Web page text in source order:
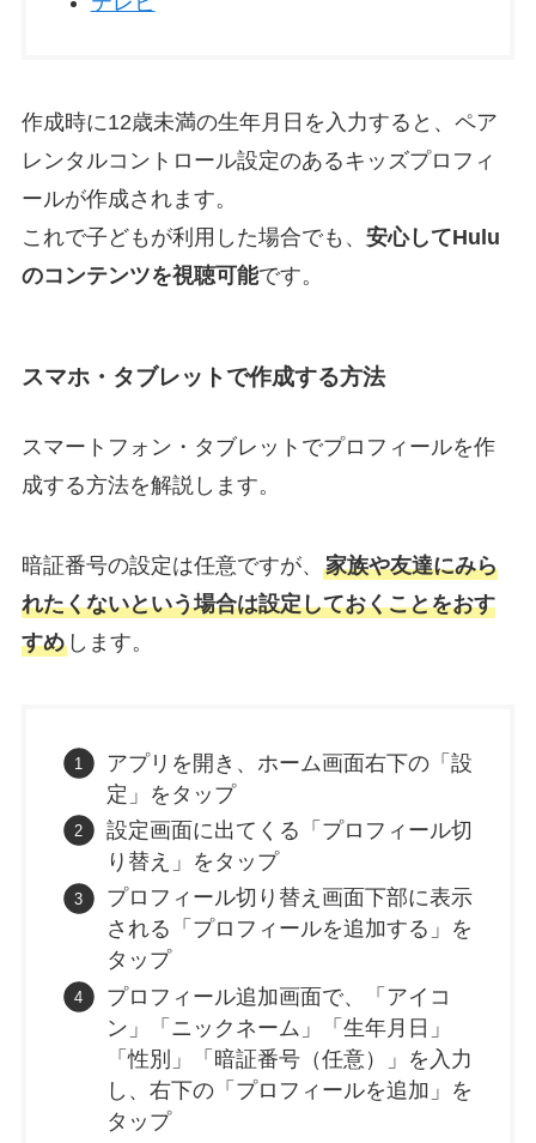
作成時に12歳未満の生年月日を入力すると、ペア
レンタルコントロール設定のあるキッズプロフィ
ールが作成されます。
これで子どもが利用した場合でも、 安心してHulu
のコンテンツを視聴可能です。
スマホ・タブレットで作成する方法
スマートフォン・タブレットでプロフィールを作
成する方法を解説します。
暗証番号の設定は任意ですが、 家族や友達にみら
れたくないという場合は設定しておくことをおす
すめします。
アプリを開き、ホーム画面右下の「設
定」をタップ
設定画面に出てくる「プロフィール切
り替え」をタップ
プロフィール切り替え画面下部に表示
される「プロフィールを追加する」を
タップ
プロフィール追加画面で、「アイコ
ン」「ニックネーム」「生年月日」
「性別」「暗証番号（任意）」を入力
し、右下の「プロフィールを追加」を
タップ